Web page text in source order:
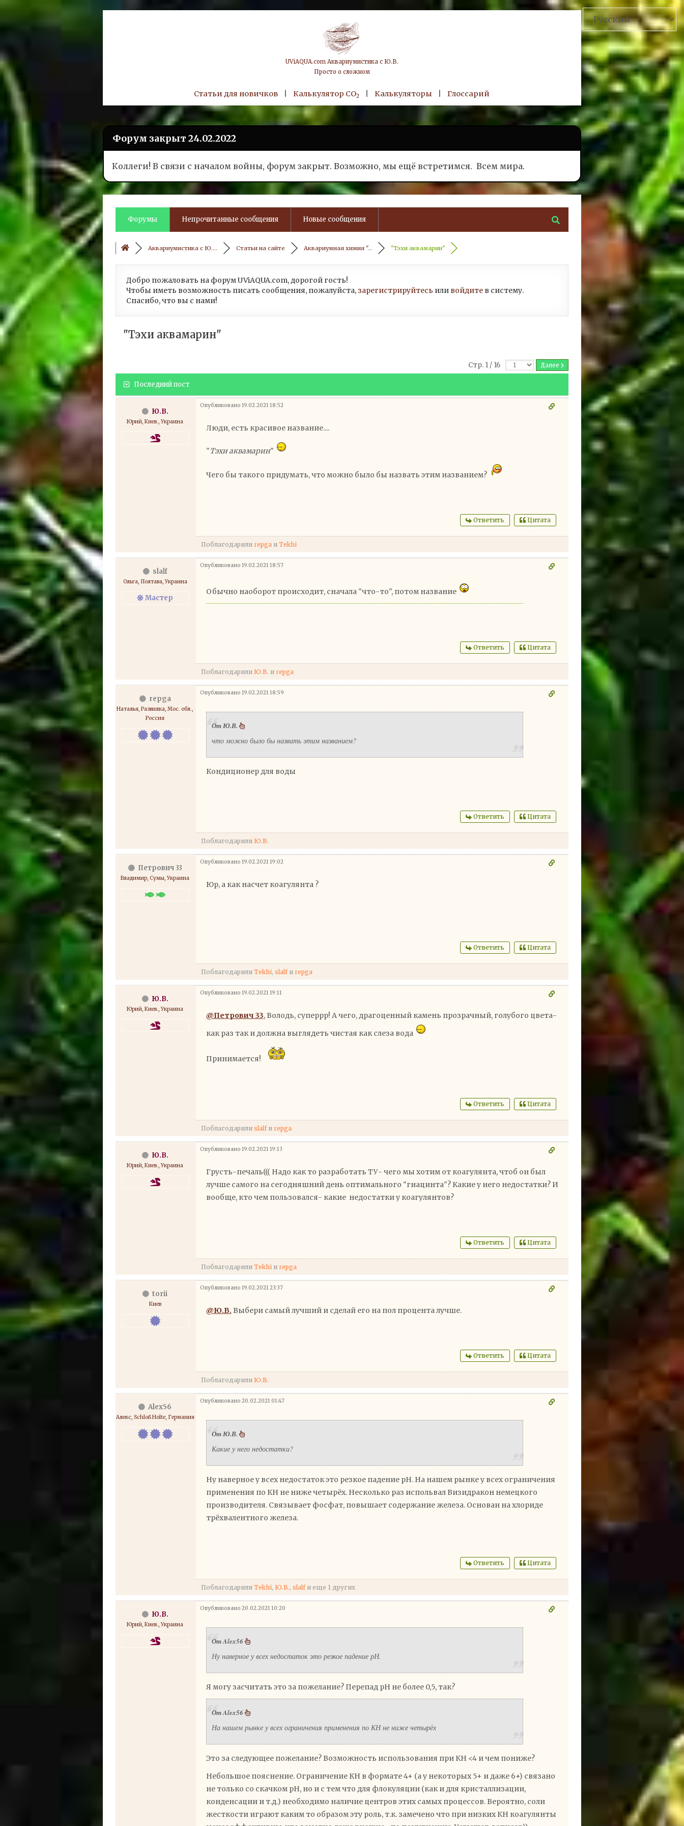
UViAQUA.com Аквариумистика с Ю.В.
Просто о сложном
Статьи для новичков |Калькулятор CO2 |Калькуляторы |Глоссарий
Форум закрыт 24.02.2022
Коллеги! В связи с началом войны, форум закрыт. Возможно, мы ещё встретимся. Всем мира.
Форумы Непрочитанные сообщения Новые сообщения
Аквариумистика с Ю.... Статьи на сайте Аквариумная химия "... "Тэхи аквамарин"
Добро пожаловать на форум UViAQUA.com, дорогой гость!
Чтобы иметь возможность писать сообщения, пожалуйста, зарегистрируйтесь или войдитев систему.
Спасибо, что вы с нами!
"Тэхи аквамарин"
Стр. 1 / 16 Далее
Последний пост
Ю.В.
Юрий, Киев., Украина
Опубликовано 19.02.2021 18:52
Люди, есть красивое название....
"Тэхи аквамарин"
Чего бы такого придумать, что можно было бы назвать этим названием?
Ответить Цитата
Поблагодарили repgaи Tekhi
slalf
Ольга, Полтава, Украина
Мастер
Опубликовано 19.02.2021 18:57
Обычно наоборот происходит, сначала "что-то", потом название
Ответить Цитата
Поблагодарили Ю.В. и repga
repga
Наталья, Развилка, Мос. обл.,
Россия
Опубликовано 19.02.2021 18:59
От Ю.В.
что можно было бы назвать этим названием?
Кондиционер для воды
Ответить Цитата
Поблагодарили Ю.В.
Петрович 33
Владимир, Сумы, Украина
Опубликовано 19.02.2021 19:02
Юр, а как насчет коагулянта ?
Ответить Цитата
Поблагодарили Tekhi, slalfи repga
Ю.В.
Юрий, Киев., Украина
Опубликовано 19.02.2021 19:11
@Петрович 33, Володь, суперрр! А чего, драгоценный камень прозрачный, голубого цвета-
как раз так и должна выглядеть чистая как слеза вода
Принимается!
Ответить Цитата
Поблагодарили slalfи repga
Ю.В.
Юрий, Киев., Украина
Опубликовано 19.02.2021 19:13
Грусть-печаль((( Надо как то разработать ТУ- чего мы хотим от коагулянта, чтоб он был
лучше самого на сегодняшний день оптимального "гиацинта"? Какие у него недостатки? И
вообще, кто чем пользовался- какие недостатки у коагулянтов?
Ответить Цитата
Поблагодарили Tekhiи repga
torii
Киев
Опубликовано 19.02.2021 23:37
@Ю.В. Выбери самый лучший и сделай его на пол процента лучше.
Ответить Цитата
Поблагодарили Ю.В.
Alex56
Алекс, Schloß Holte, Германия
Опубликовано 20.02.2021 01:47
От Ю.В.
Какие у него недостатки?
Ну наверное у всех недостаток это резкое падение рН. На нашем рынке у всех ограничения
применения по КН не ниже четырёх. Несколько раз испольвал Визидракон немецкого
производителя. Связывает фосфат, повышает содержание железа. Основан нахлориде
трёхвалентного железа.
Ответить Цитата
Поблагодарили Tekhi, Ю.В., slalfи еще 1 других
Ю.В.
Юрий, Киев., Украина
Опубликовано 20.02.2021 10:20
От Alex56
Ну наверное у всех недостаток это резкое падение рН.
Я могу засчитать это за пожелание? Перепад рН не более 0,5, так?
От Alex56
На нашем рынке у всех ограничения применения по КН не ниже четырёх
Это за следующее пожелание? Возможность использования при КН <4 и чем пониже?
Небольшое пояснение. Ограничение КН в формате 4+ (а у некоторых 5+ и даже 6+) связано
не только со скачком рН, но и с тем что для флокуляции (как и для кристаллизации,
конденсации и т.д.) необходимо наличие центров этих самых процессов. Вероятно, соли
жесткости играют каким то образом эту роль, т.к. замечено что при низких КН коагулянты